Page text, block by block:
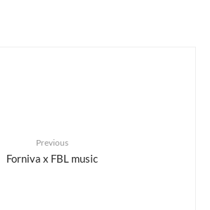
Previous
Forniva x FBL music